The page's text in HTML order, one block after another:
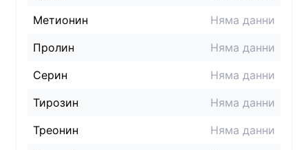
Метионин
Няма данни
Пролин
Няма данни
Серин
Няма данни
Тирозин
Няма данни
Треонин
Няма данни